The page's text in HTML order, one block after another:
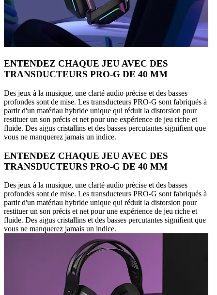
ENTENDEZ CHAQUE JEU AVEC DES
TRANSDUCTEURS PRO-G DE 40 MM
Des jeux à la musique, une clarté audio précise et des basses
profondes sont de mise. Les transducteurs PRO-G sont fabriqués à
partir d'un matériau hybride unique qui réduit la distorsion pour
restituer un son précis et net pour une expérience de jeu riche et
fluide. Des aigus cristallins et des basses percutantes signifient que
vous ne manquerez jamais un indice.
ENTENDEZ CHAQUE JEU AVEC DES
TRANSDUCTEURS PRO-G DE 40 MM
Des jeux à la musique, une clarté audio précise et des basses
profondes sont de mise. Les transducteurs PRO-G sont fabriqués à
partir d'un matériau hybride unique qui réduit la distorsion pour
restituer un son précis et net pour une expérience de jeu riche et
fluide. Des aigus cristallins et des basses percutantes signifient que
vous ne manquerez jamais un indice.